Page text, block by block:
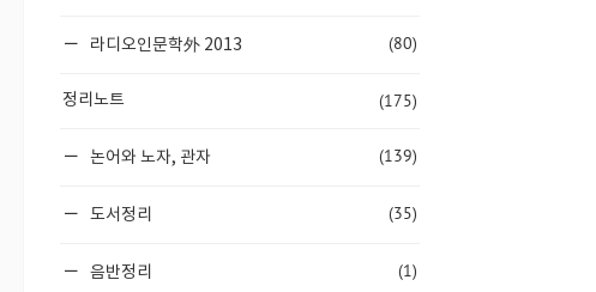
라디오인문학外 2013 (80)
정리노트 (175)
논어와 노자, 관자 (139)
도서정리 (35)
음반정리 (1)